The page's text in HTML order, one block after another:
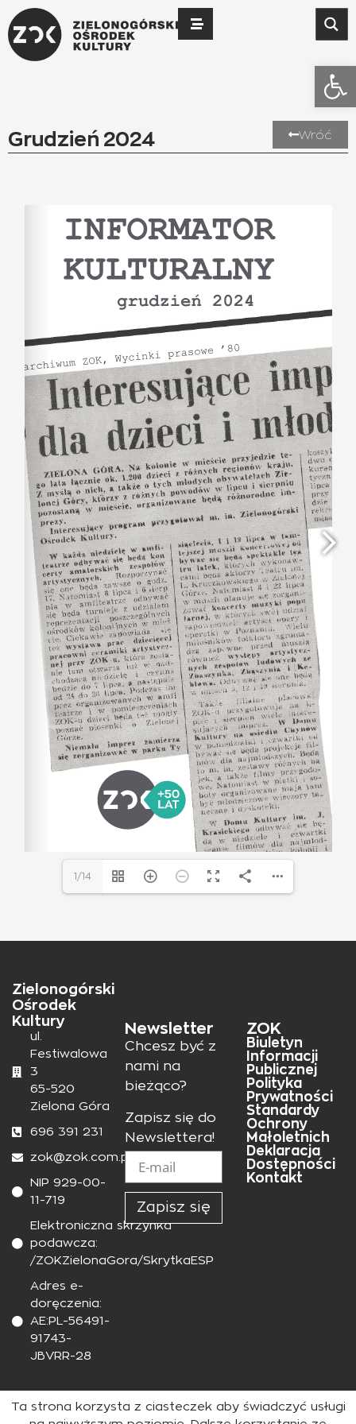
Grudzień 2024 Wróć
1/14
Zielonogórski
Ośrodek
Kultury
ul.
Festiwalowa
3
65-520
Zielona Góra
696 391 231
zok@zok.com.pl
NIP 929-00-
11-719
Elektroniczna skrzynka
podawcza:
/ZOKZielonaGora/SkrytkaESP
Adres e-
doręczenia:
AE:PL-56491-
91743-
JBVRR-28
Newsletter
Chcesz być z
nami na
bieżąco?
Zapisz się do
Newslettera!
Zapisz się
ZOK
Biuletyn
Informacji
Publicznej
Polityka
Prywatności
Standardy
Ochrony
Małoletnich
Deklaracja
Dostępności
Kontakt
Wszelkie prawa zastrzeżone © Zielonogórski Ośrodek Kultury
Strona stworzona przez Deverr
Ta strona korzysta z ciasteczek aby świadczyć usługi